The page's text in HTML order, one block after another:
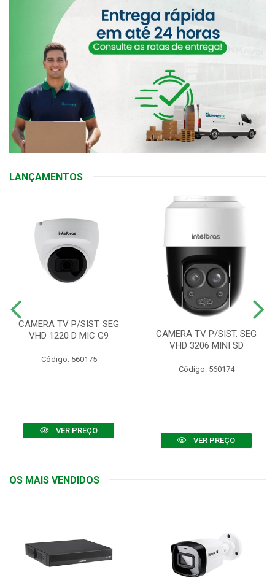
LANÇAMENTOS
CAMERA TV P/SIST. SEG
VHD 1220 D MIC G9
Código: 560175
VER PREÇO
CAMERA TV P/SIST. SEG
VHD 3206 MINI SD
Código: 560174
VER PREÇO
OS MAIS VENDIDOS